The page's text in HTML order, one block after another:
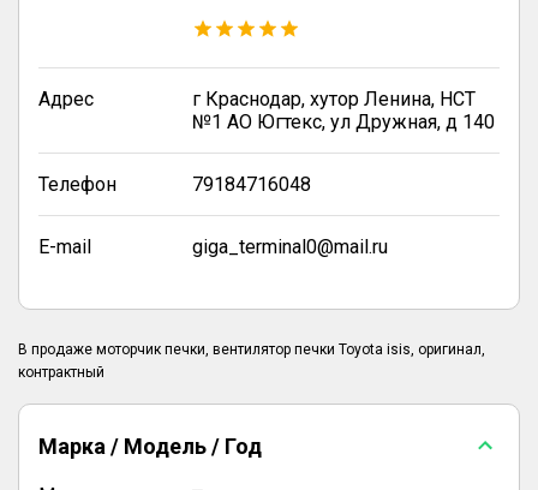
Адрес
г Краснодар, хутор Ленина, НСТ
№1 АО Югтекс, ул Дружная, д 140
Телефон 79184716048
E-mail giga_terminal0@mail.ru
В продаже моторчик печки, вентилятор печки Toyota isis, оригинал,
Марка / Модель / Год